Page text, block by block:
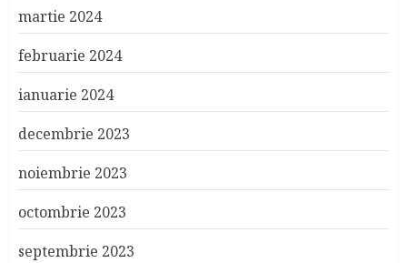
martie 2024
februarie 2024
ianuarie 2024
decembrie 2023
noiembrie 2023
octombrie 2023
septembrie 2023